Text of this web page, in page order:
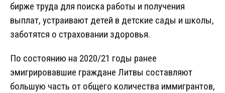
бирже труда для поиска работы и получения
выплат, устраивают детей в детские сады и школы,
заботятся о страховании здоровья.
По состоянию на 2020/21 годы ранее
эмигрировавшие граждане Литвы составляют
большую часть от общего количества иммигрантов,